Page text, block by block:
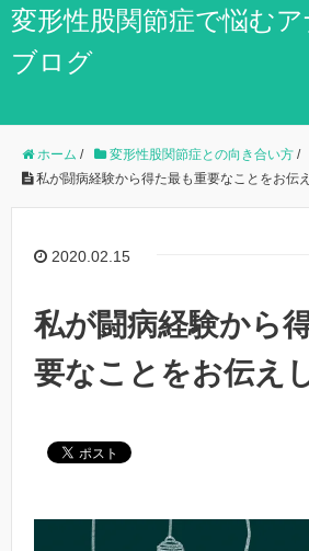
変形性股関節症で悩む
ブログ
ホーム / 変形性股関節症との向き合い方 /
私が闘病経験から得た最も重要なことをお伝
2020.02.15
私が闘病経験から
要なことをお伝え